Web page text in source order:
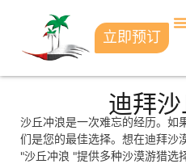
立即预订
迪拜
沙丘冲浪是一次难忘的经历。如
们是您的最佳选择。想在迪拜沙
"沙丘冲浪 "提供多种沙漠游猎选